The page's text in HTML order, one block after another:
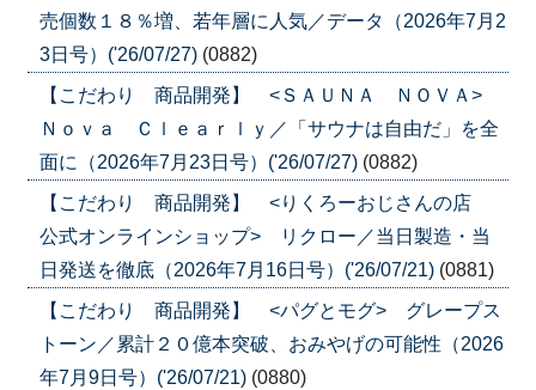
売個数１８％増、若年層に人気／データ（2026年7月2
3日号）('26/07/27) (0882)
【こだわり 商品開発】 <ＳＡＵＮＡ ＮＯＶＡ>
Ｎｏｖａ Ｃｌｅａｒｌｙ／「サウナは自由だ」を全
面に（2026年7月23日号）('26/07/27) (0882)
【こだわり 商品開発】 <りくろーおじさんの店
公式オンラインショップ> リクロー／当日製造・当
日発送を徹底（2026年7月16日号）('26/07/21) (0881)
【こだわり 商品開発】 <パグとモグ> グレープス
トーン／累計２０億本突破、おみやげの可能性（2026
年7月9日号）('26/07/21) (0880)